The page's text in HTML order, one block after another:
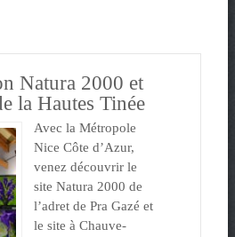
Natura 2000 et
la Hautes Tinée
Avec la Métropole
Nice Côte d’Azur,
venez découvrir le
site Natura 2000 de
l’adret de Pra Gazé et
le site à Chauve-